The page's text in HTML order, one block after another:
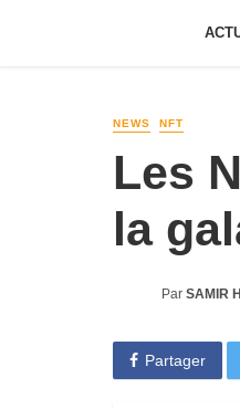
NEWS NFT
Les
la
Par SAMIR
Partager